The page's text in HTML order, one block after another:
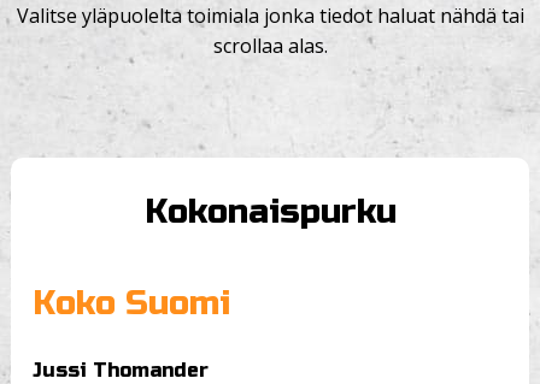
Valitse yläpuolelta toimiala jonka tiedot haluat nähdä tai
scrollaa alas.
Kokonaispurku
Koko Suomi
Jussi Thomander